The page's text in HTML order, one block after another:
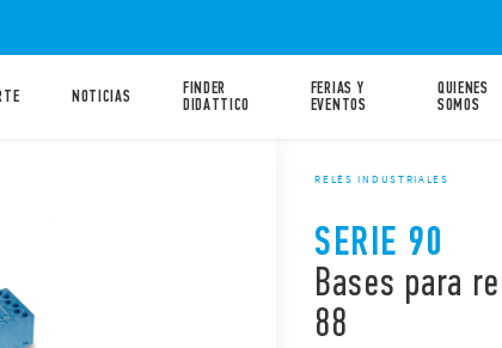
NOTICIAS
FINDER
DIDATTICO
FERIAS Y
EVENTOS
QUIENES
SOMOS
RELÉS INDUSTRIALES
SERIE 90
Bases para
88